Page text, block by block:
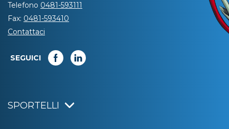
Telefono 0481-593111
Fax: 0481-593410
Contattaci
SEGUICI
SPORTELLI